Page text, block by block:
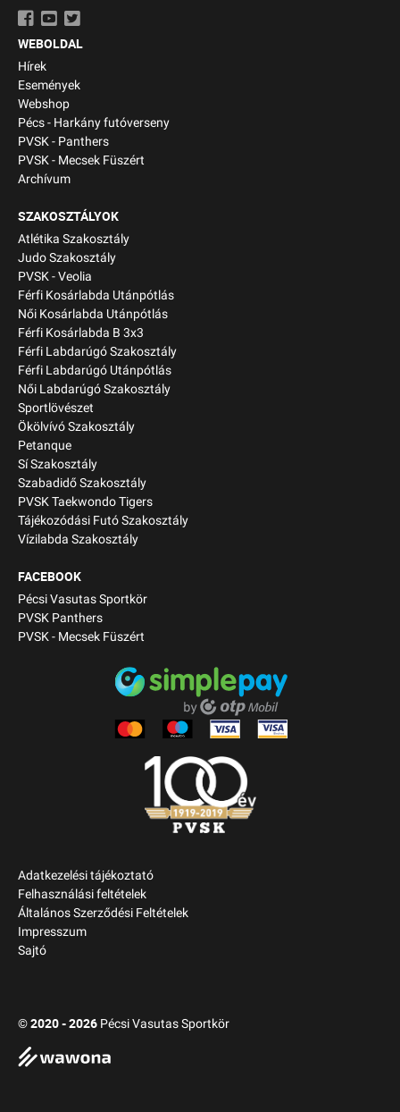
WEBOLDAL
Hírek
Események
Webshop
Pécs - Harkány futóverseny
PVSK - Panthers
PVSK - Mecsek Füszért
Archívum
SZAKOSZTÁLYOK
Atlétika Szakosztály
Judo Szakosztály
PVSK - Veolia
Férfi Kosárlabda Utánpótlás
Női Kosárlabda Utánpótlás
Férfi Kosárlabda B 3x3
Férfi Labdarúgó Szakosztály
Férfi Labdarúgó Utánpótlás
Női Labdarúgó Szakosztály
Sportlövészet
Ökölvívó Szakosztály
Petanque
Sí Szakosztály
Szabadidő Szakosztály
PVSK Taekwondo Tigers
Tájékozódási Futó Szakosztály
Vízilabda Szakosztály
FACEBOOK
Pécsi Vasutas Sportkör
PVSK Panthers
PVSK - Mecsek Füszért
Adatkezelési tájékoztató
Felhasználási feltételek
Általános Szerződési Feltételek
Impresszum
Sajtó
©2020 - 2026 Pécsi Vasutas Sportkör